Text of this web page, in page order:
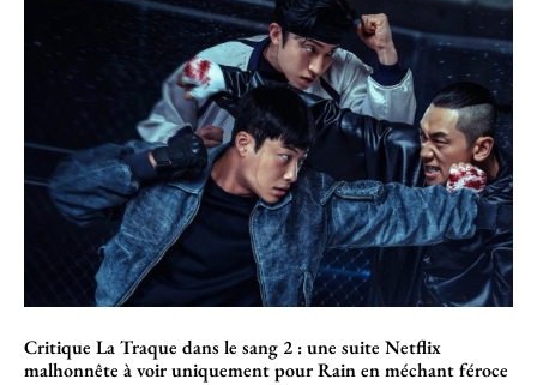
Critique La Traque dans le sang 2 : une suite Netflix
malhonnête à voir uniquement pour Rain en méchant féroce